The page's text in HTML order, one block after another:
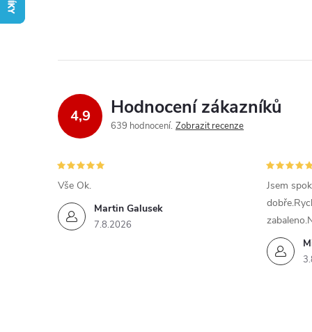
4,9 Hodnocení zákazníků
639 hodnocení Zobrazit recenze
Martin Galusek
7.8.2026
Vše Ok.
Jsem